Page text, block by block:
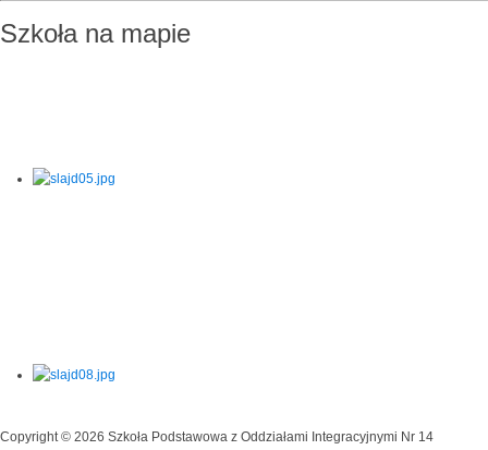
Szkoła na mapie
Copyright © 2026 Szkoła Podstawowa z Oddziałami Integracyjnymi Nr 14